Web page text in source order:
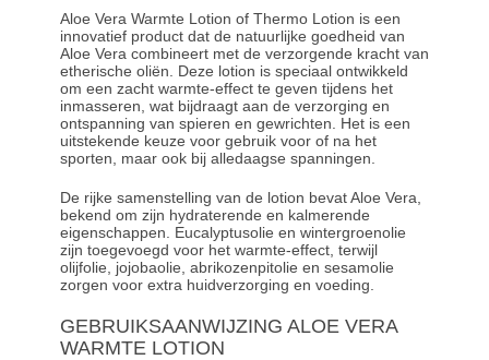
Aloe Vera Warmte Lotion of Thermo Lotion is een
innovatief product dat de natuurlijke goedheid van
Aloe Vera combineert met de verzorgende kracht van
etherische oliën. Deze lotion is speciaal ontwikkeld
om een zacht warmte-effect te geven tijdens het
inmasseren, wat bijdraagt aan de verzorging en
ontspanning van spieren en gewrichten. Het is een
uitstekende keuze voor gebruik voor of na het
sporten, maar ook bij alledaagse spanningen.
De rijke samenstelling van de lotion bevat Aloe Vera,
bekend om zijn hydraterende en kalmerende
eigenschappen. Eucalyptusolie en wintergroenolie
zijn toegevoegd voor het warmte-effect, terwijl
olijfolie, jojobaolie, abrikozenpitolie en sesamolie
zorgen voor extra huidverzorging en voeding.
GEBRUIKSAANWIJZING ALOE VERA
WARMTE LOTION